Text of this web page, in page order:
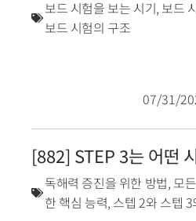
보드 시험을 보는 시기, 보드
보드 시험의 구조
07/31/
[882] STEP 3는 어떤
독해력 증진을 위한 방법, 모
한 핵심 능력, 스텝 2와 스텝